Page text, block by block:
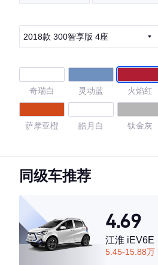
2018款 300智享版 4座
奇瑞白 灵动蓝 火焰红
萨摩亚橙 皓月白 钛金灰
白色/熔岩红
古德白 白色/轻盈青 黑色/古德白
同级车推荐
4.69
江淮 iEV6E
5.45-15.88万